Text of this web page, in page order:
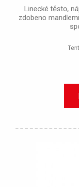
Linecké těsto,
zdobeno